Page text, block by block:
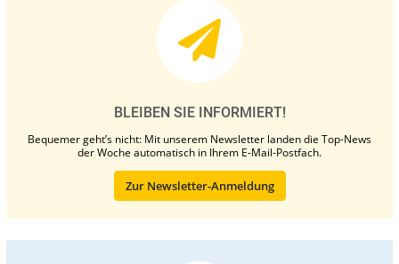
BLEIBEN SIE INFORMIERT!
Bequemer geht’s nicht: Mit unserem Newsletter landen die Top-News
der Woche automatisch in Ihrem E-Mail-Postfach.
Zur Newsletter-Anmeldung